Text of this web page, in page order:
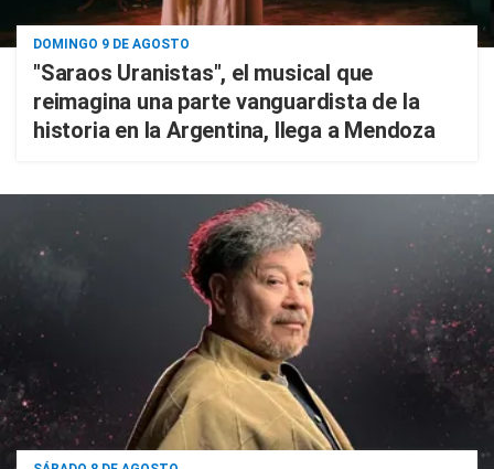
DOMINGO 9 DE AGOSTO
"Saraos Uranistas", el musical que
reimagina una parte vanguardista de la
historia en la Argentina, llega a Mendoza